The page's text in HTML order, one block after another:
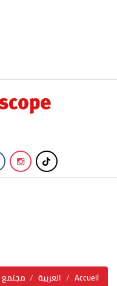
مجتمع العربية Accueil